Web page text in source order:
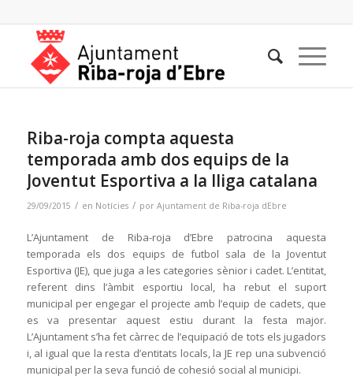
Riba-roja compta aquesta
temporada amb dos equips de la
Joventut Esportiva a la lliga catalana
29/09/2015 / en Notícies / por Ajuntament de Riba-roja dEbre
L’Ajuntament de Riba-roja d’Ebre patrocina aquesta
temporada els dos equips de futbol sala de la Joventut
Esportiva (JE), que juga a les categories sènior i cadet. L’entitat,
referent dins l’àmbit esportiu local, ha rebut el suport
municipal per engegar el projecte amb l’equip de cadets, que
es va presentar aquest estiu durant la festa major.
L’Ajuntament s’ha fet càrrec de l’equipació de tots els jugadors
i, al igual que la resta d’entitats locals, la JE rep una subvenció
municipal per la seva funció de cohesió social al municipi.